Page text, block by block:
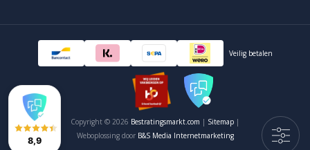
Veilig betalen
Copyright © 2026 Bestratingsmarkt.com | Sitemap |
Weboplossing door B&S Media Internetmarketing
8,9